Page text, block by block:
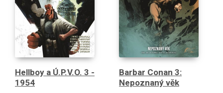
Hellboy a Ú.P.V.O. 3 -
1954
Barbar Conan 3:
Nepoznaný věk